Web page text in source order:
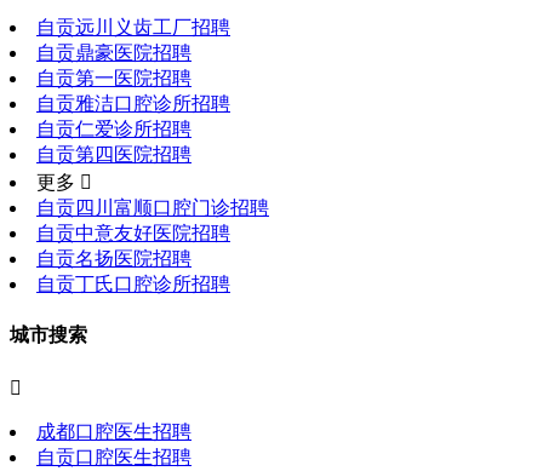
自贡远川义齿工厂招聘
自贡鼎豪医院招聘
自贡第一医院招聘
自贡雅洁口腔诊所招聘
自贡仁爱诊所招聘
自贡第四医院招聘
更多 
自贡四川富顺口腔门诊招聘
自贡中意友好医院招聘
自贡名扬医院招聘
自贡丁氏口腔诊所招聘
城市搜索

成都口腔医生招聘
自贡口腔医生招聘